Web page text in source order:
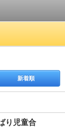
新着順
り児童合